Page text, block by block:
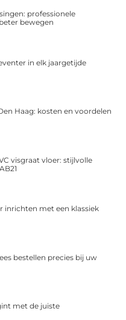
professionele
bewegen
in elk jaargetijde
Haag: kosten en voordelen
visgraat vloer: stijlvolle
inrichten met een klassiek
bestellen precies bij uw
met de juiste